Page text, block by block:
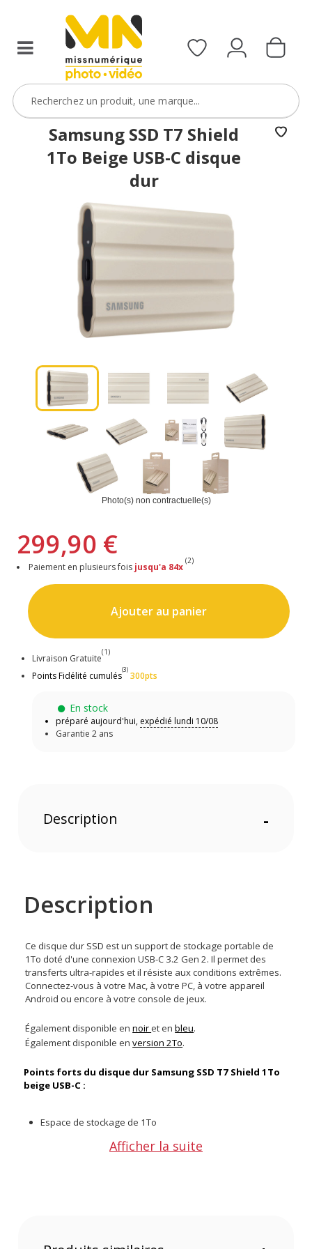
Samsung SSD T7 Shield
1To Beige USB-C disque
dur
Photo(s) non contractuelle(s)
299,90 €
Paiement en plusieurs fois jusqu'a 84x
(2)
Ajouter au panier
Livraison Gratuite
(1)
Points Fidélité cumulés
(3)
300pts
En stock
préparé aujourd'hui, expédié lundi 10/08
Garantie 2 ans
Description -
Description
Ce disque dur SSD est un support de stockage portable de
1To doté d'une connexion USB-C 3.2 Gen 2. Il permet des
transferts ultra-rapides et il résiste aux conditions extrêmes.
Connectez-vous à votre Mac, à votre PC, à votre appareil
Android ou encore à votre console de jeux.
Également disponible ennoiret enbleu.
Également disponible enversion 2To.
Points forts du disque dur Samsung SSD T7 Shield 1To
beige USB-C :
Espace de stockage de 1To
Interface USB 3.2 Gen 2Afficher la suite